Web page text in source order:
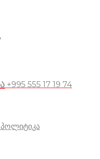
+995 555 17 19 74